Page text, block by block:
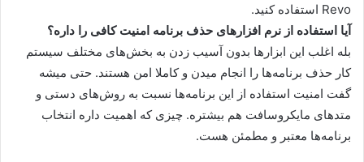
Revo استفاده کنید.
آیا استفاده از نرم افزارهای حذف برنامه امنیت کافی را داره؟
بله اغلب این ابزارها بدون آسیب زدن به بخش‌های مختلف سیستم
کار حذف برنامه‌ها را انجام میدن و کاملا امن هستند. حتی میشه
گفت امنیت استفاده از این برنامه‌ها نسبت به روش‌های دستی و
متدهای مایکروسافت هم بیشتره. چیزی که اهمیت داره انتخاب
برنامه‌ها معتبر و مطمئن هست.